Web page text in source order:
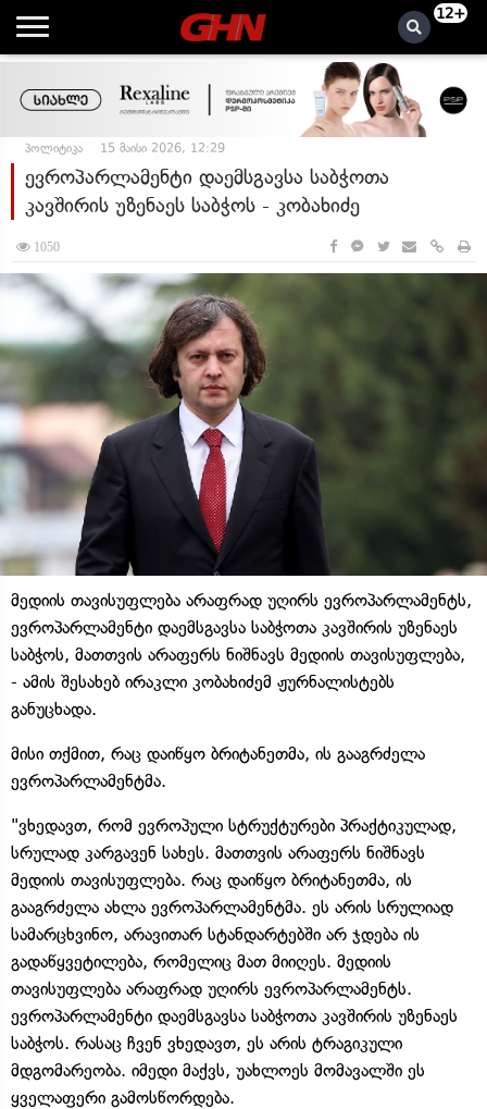
12+
პოლიტიკა 15 მაისი 2026, 12:29
ევროპარლამენტი დაემსგავსა საბჭოთა
კავშირის უზენაეს საბჭოს - კობახიძე
1050
მედიის თავისუფლება არაფრად უღირს ევროპარლამენტს,
ევროპარლამენტი დაემსგავსა საბჭოთა კავშირის უზენაეს
საბჭოს, მათთვის არაფერს ნიშნავს მედიის თავისუფლება,
- ამის შესახებ ირაკლი კობახიძემ ჟურნალისტებს
განუცხადა.
მისი თქმით, რაც დაიწყო ბრიტანეთმა, ის გააგრძელა
ევროპარლამენტმა.
"ვხედავთ, რომ ევროპული სტრუქტურები პრაქტიკულად,
სრულად კარგავენ სახეს. მათთვის არაფერს ნიშნავს
მედიის თავისუფლება. რაც დაიწყო ბრიტანეთმა, ის
გააგრძელა ახლა ევროპარლამენტმა. ეს არის სრულიად
სამარცხვინო, არავითარ სტანდარტებში არ ჯდება ის
გადაწყვეტილება, რომელიც მათ მიიღეს. მედიის
თავისუფლება არაფრად უღირს ევროპარლამენტს.
ევროპარლამენტი დაემსგავსა საბჭოთა კავშირის უზენაეს
საბჭოს. რასაც ჩვენ ვხედავთ, ეს არის ტრაგიკული
მდგომარეობა. იმედი მაქვს, უახლოეს მომავალში ეს
ყველაფერი გამოსწორდება.